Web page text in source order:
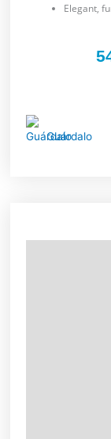
Elegant,
Guárdalo